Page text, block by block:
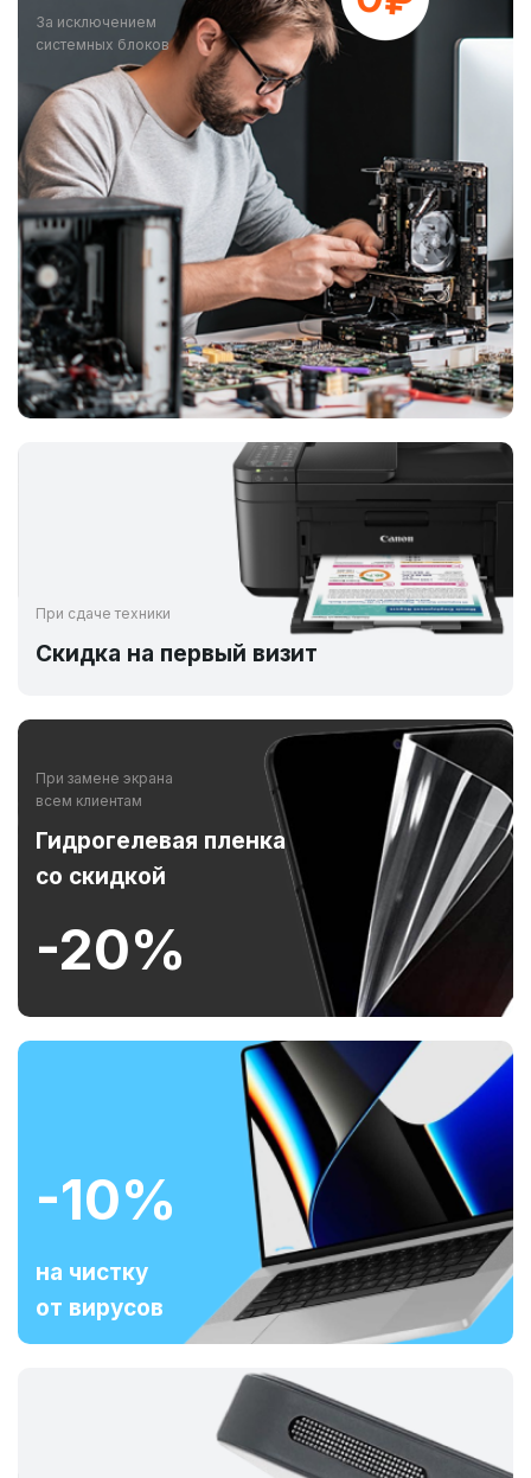
За исключением
системных блоков
При сдаче техники
Скидка на первый визит
При замене экрана
всем клиентам
Гидрогелевая пленка
со скидкой
-20%
-10%
на чистку
от вирусов